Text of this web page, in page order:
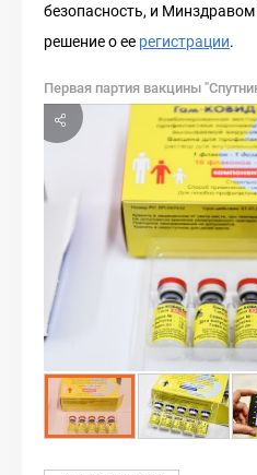
безопасность, и
решение о ее регистрации.
Первая партия вакцины